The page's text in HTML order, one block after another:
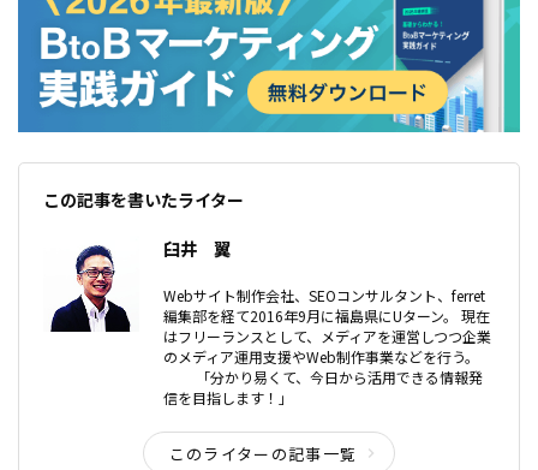
この記事を書いたライター
臼井 翼
Webサイト制作会社、SEOコンサルタント、ferret
編集部を経て2016年9月に福島県にUターン。 現在
はフリーランスとして、メディアを運営しつつ企業
のメディア運用支援やWeb制作事業などを行う。
「分かり易くて、今日から活用できる情報発
信を目指します！」
このライターの記事一覧